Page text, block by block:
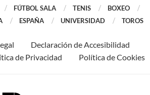
FÚTBOL SALA TENIS
BOXEO
ESPAÑA UNIVERSIDAD TOROS
Declaración de Accesibilidad
de Privacidad
Política de Cookies